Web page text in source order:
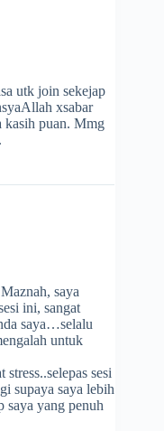
utk join sekejap
xsabar
kasih puan. Mmg
saya
ini, sangat
saya…selalu
untuk
sesi
supaya saya lebih
saya yang penuh